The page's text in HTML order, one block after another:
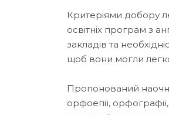
Критеріями добору
освітніх програм з
закладів та
щоб вони могли легко
Пропонований
орфоепії,